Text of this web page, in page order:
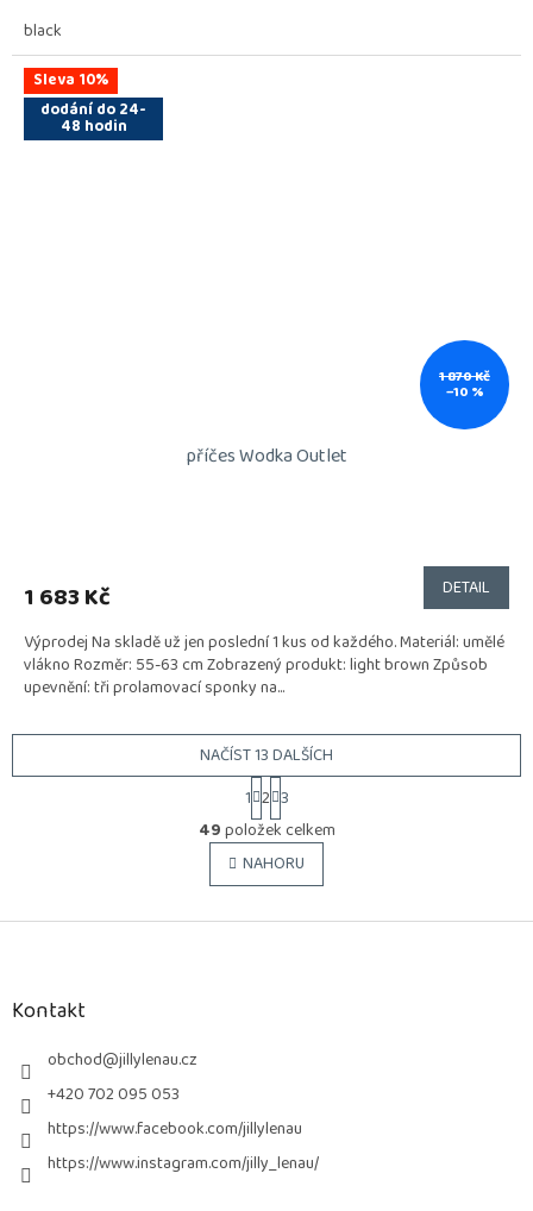
black
Sleva 10%
dodání do 24-
48 hodin
1 870 Kč
–10 %
příčes Wodka Outlet
1 683 Kč DETAIL
Výprodej Na skladě už jen poslední 1 kus od každého. Materiál: umělé
vlákno Rozměr: 55-63 cm Zobrazený produkt: light brown Způsob
upevnění: tři prolamovací sponky na...
O
v
l
á
a
v
ý
p
i
NAČÍST 13 DALŠÍCH
S
t
r
á
n
k
v
1 2 3
49položek celkem
NAHORU
Z
Kontakt
obchod@jillylenau.cz
+420 702 095 053
https://www.facebook.com/jillylenau
https://www.instagram.com/jilly_lenau/